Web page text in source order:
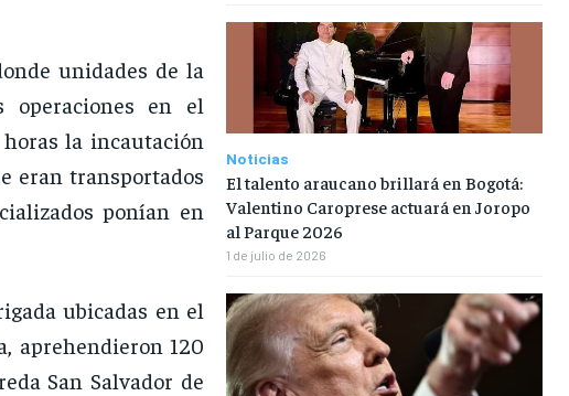
unidades de la
operaciones en el
la incautación
eran transportados
ponían en
ubicadas en el
aprehendieron 120
San Salvador de
Noticias
El talento araucano brillará en Bogotá:
Valentino Caroprese actuará en Joropo
al Parque 2026
1 de julio de 2026